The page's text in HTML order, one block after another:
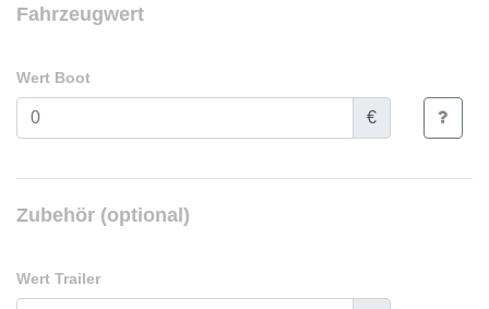
Fahrzeugwert
Wert Boot
€
Zubehör (optional)
Wert Trailer